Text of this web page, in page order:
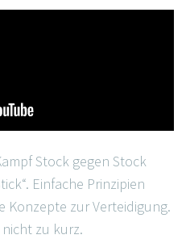
Stock gegen Stock
Einfache Prinzipien
Konzepte zur Verteidigung.
zu kurz.